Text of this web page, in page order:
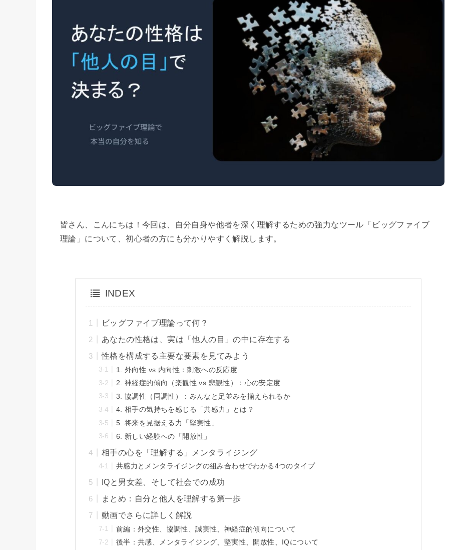
皆さん、こんにちは！今回は、自分自身や他者を深く理解するための強力なツール「ビッグファイブ
理論」について、初心者の方にも分かりやすく解説します。
INDEX
ビッグファイブ理論って何？
あなたの性格は、実は「他人の目」の中に存在する
性格を構成する主要な要素を見てみよう
1. 外向性 vs 内向性：刺激への反応度
2. 神経症的傾向（楽観性 vs 悲観性）：心の安定度
3. 協調性（同調性）：みんなと足並みを揃えられるか
4. 相手の気持ちを感じる「共感力」とは？
5. 将来を見据える力「堅実性」
6. 新しい経験への「開放性」
相手の心を「理解する」メンタライジング
共感力とメンタライジングの組み合わせでわかる4つのタイプ
IQと男女差、そして社会での成功
まとめ：自分と他人を理解する第一歩
動画でさらに詳しく解説
前編：外交性、協調性、誠実性、神経症的傾向について
後半：共感、メンタライジング、堅実性、開放性、IQについて